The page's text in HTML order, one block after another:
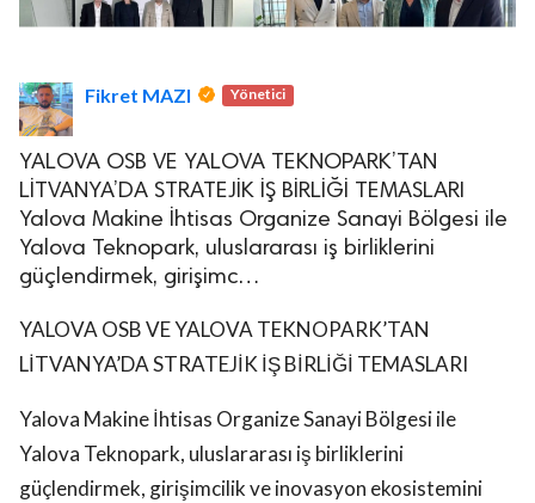
Fikret MAZI Yönetici
YALOVA OSB VE YALOVA TEKNOPARK’TAN
LİTVANYA’DA STRATEJİK İŞ BİRLİĞİ TEMASLARI
Yalova Makine İhtisas Organize Sanayi Bölgesi ile
Yalova Teknopark, uluslararası iş birliklerini
güçlendirmek, girişimc…
YALOVA OSB VE YALOVA TEKNOPARK’TAN
LİTVANYA’DA STRATEJİK İŞ BİRLİĞİ TEMASLARI
Yalova Makine İhtisas Organize Sanayi Bölgesi ile
Yalova Teknopark, uluslararası iş birliklerini
güçlendirmek, girişimcilik ve inovasyon ekosistemini